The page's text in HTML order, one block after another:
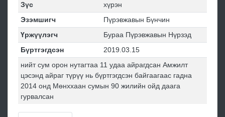
Зүс
хүрэн
Эзэмшигч
Пүрэвжавын Бүнчин
Үржүүлэгч
Бураа Пүрэвжавын Нүрзэд
Бүртгэгдсэн
2019.03.15
нийт сум орон нутагтаа 11 удаа айрагдсан Амжилт
цэсэнд айраг түрүү нь бүртгэгдсэн байгаагаас гадна
2014 онд Мөнххаан сумын 90 жилийн ойд даага
гурвалсан